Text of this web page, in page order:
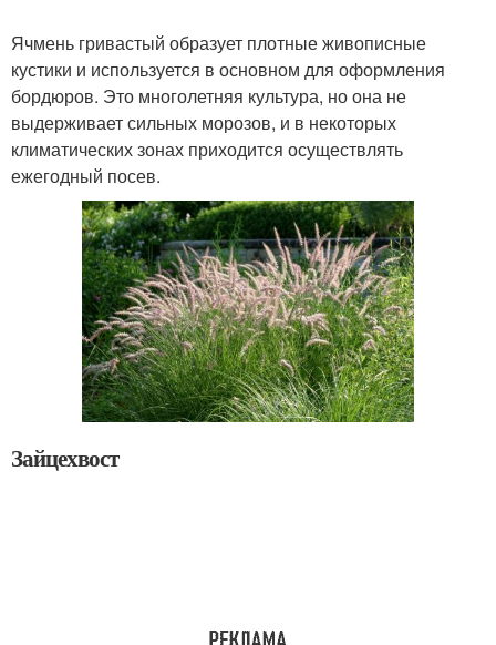
Ячмень гривастый образует плотные живописные
кустики и используется в основном для оформления
бордюров. Это многолетняя культура, но она не
выдерживает сильных морозов, и в некоторых
климатических зонах приходится осуществлять
ежегодный посев.
Зайцехвост